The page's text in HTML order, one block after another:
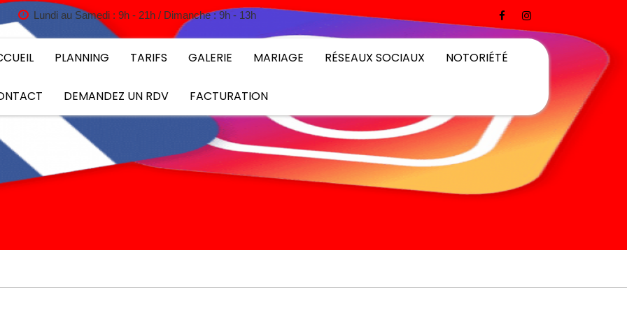
Lundi au Samedi : 9h - 21h / Dimanche : 9h - 13h
PLANNING TARIFS GALERIE MARIAGE RÉSEAUX SOCIAUX NOTORIÉTÉ
DEMANDEZ UN RDV FACTURATION